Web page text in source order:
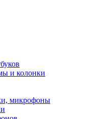
и колонки
микрофоны